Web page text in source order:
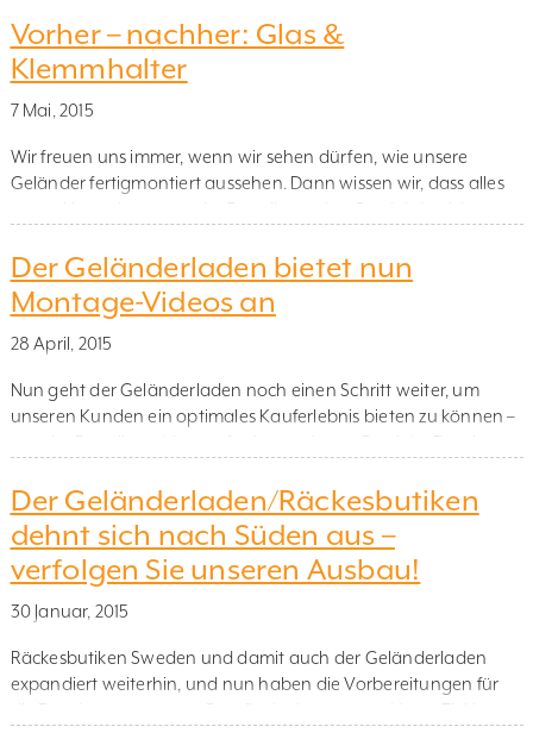
die eine Absturzsicherung erhalten soll. Dann zeigt eine
Außenecke vom Betrachter weg, während eine Innenecke zum
Betrachter hin zeigt. Wie wichtig es ist, […]
Vorher – nachher: Glas &
Klemmhalter
7 Mai, 2015
Wir freuen uns immer, wenn wir sehen dürfen, wie unsere
Geländer fertigmontiert aussehen. Dann wissen wir, dass alles
die zeigen, wie sehr sich der Eindruck eines Hauses ändert,
wenn die alte Geländerverkleidung mit einer Glasfüllung […]
Der Geländerladen bietet nun
Montage-Videos an
28 April, 2015
Nun geht der Geländerladen noch einen Schritt weiter, um
unseren Kunden ein optimales Kauferlebnis bieten zu können –
zu montieren, haben wir vor kurzem Montage-Videos zu
unseren Produkten erstellt. Zusammen mit den Videos haben
wir nun […]
Der Geländerladen/Räckesbutiken
dehnt sich nach Süden aus –
verfolgen Sie unseren Ausbau!
30 Januar, 2015
Räckesbutiken Sweden und damit auch der Geländerladen
expandiert weiterhin, und nun haben die Vorbereitungen für
die Erweiterung unserer Bürofläche begonnen. Unser Ziel ist,